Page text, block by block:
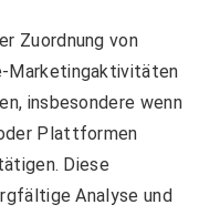
Zuordnung von
Marketingaktivitäten
insbesondere wenn
Plattformen
Diese
Analyse und